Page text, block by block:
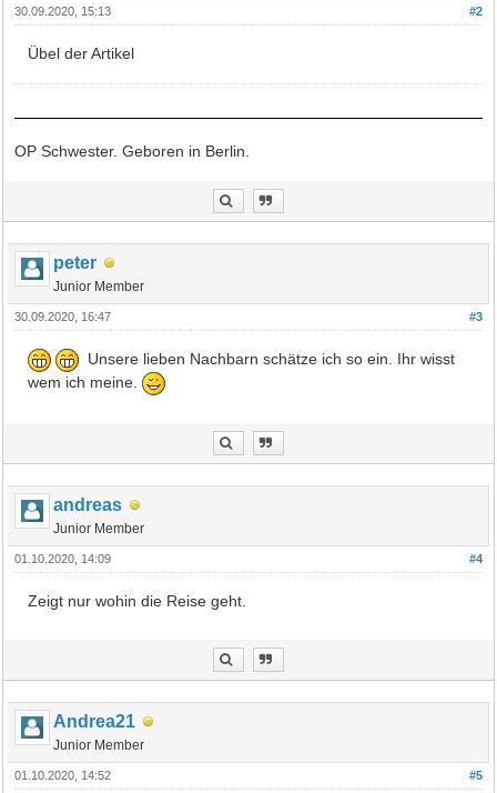
#2
30.09.2020, 15:13
Übel der Artikel
OP Schwester. Geboren in Berlin.
peter
Junior Member
#3
30.09.2020, 16:47
Unsere lieben Nachbarn schätze ich so ein. Ihr wisst
wem ich meine.
andreas
Junior Member
#4
01.10.2020, 14:09
Zeigt nur wohin die Reise geht.
Andrea21
Junior Member
#5
01.10.2020, 14:52